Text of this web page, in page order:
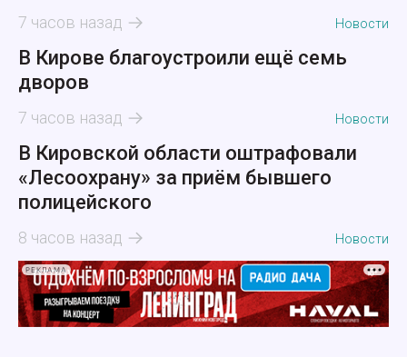
7 часов назад Новости
В Кирове благоустроили ещё семь
дворов
7 часов назад Новости
В Кировской области оштрафовали
«Лесоохрану» за приём бывшего
полицейского
8 часов назад Новости
РЕКЛАМА